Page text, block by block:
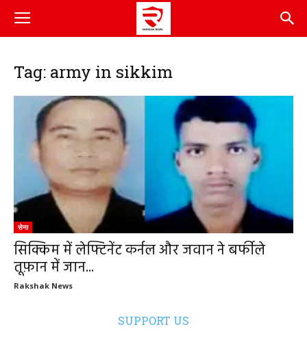
Tag: army in sikkim
सेना
सिक्किम में लेफ्टिनेंट कर्नल और जवान ने बर्फीले
तूफ़ान में जान...
Rakshak News
SUPPORT US